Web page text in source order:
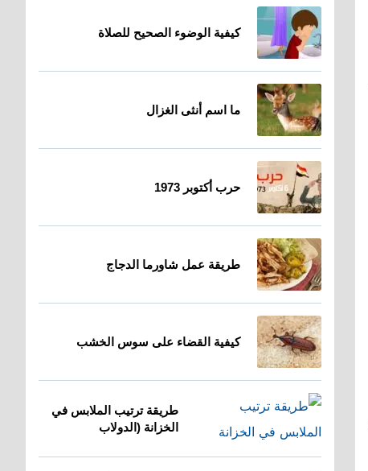
كيفية الوضوء الصحيح للصلاة
ما اسم أنثى الغزال
حرب أكتوبر 1973
طريقة عمل شاورما الدجاج
كيفية القضاء على سوس الخشب
طريقة ترتيب الملابس في
الخزانة (الدولاب